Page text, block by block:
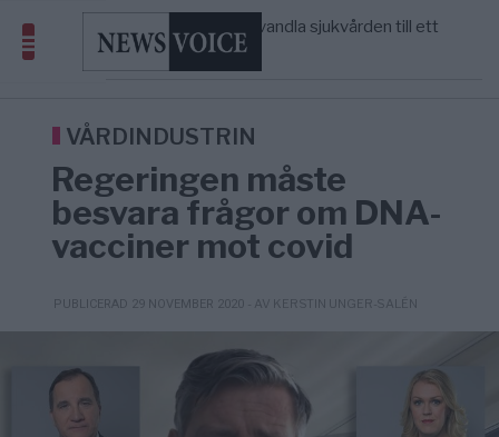
geografiskt apartheidsystem
3/8 AFRIKA — Massiv anstormning till Ceuta – Misstankar
om amerikansk påverkan
VÅRDINDUSTRIN
Regeringen måste
besvara frågor om DNA-
vacciner mot covid
PUBLICERAD 29 NOVEMBER 2020 - AV KERSTIN UNGER-SALÉN